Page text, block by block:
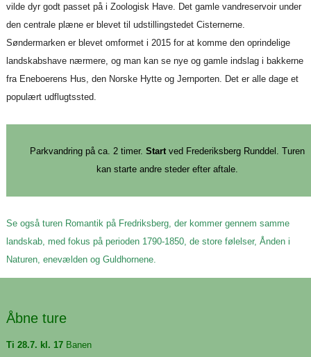
vilde dyr godt passet på i Zoologisk Have. Det gamle vandreservoir under
den centrale plæne er blevet til udstillingstedet Cisternerne.
Søndermarken er blevet omformet i 2015 for at komme den oprindelige
landskabshave nærmere, og man kan se nye og gamle indslag i bakkerne
fra Eneboerens Hus, den Norske Hytte og Jernporten. Det er alle dage et
populært udflugtssted.
Parkvandring på ca. 2 timer.Start ved Frederiksberg Runddel. Turen
kan starte andre steder efter aftale.
Se også turen Romantik på Fredriksberg, der kommer gennem samme
landskab, med fokus på perioden 1790-1850, de store følelser, Ånden i
Naturen, enevælden og Guldhornene.
Åbne ture
Ti 28.7. kl. 17Banen